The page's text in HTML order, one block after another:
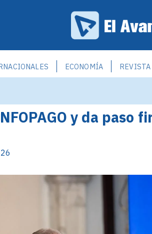
ECONOMÍA REVISTA
y da paso